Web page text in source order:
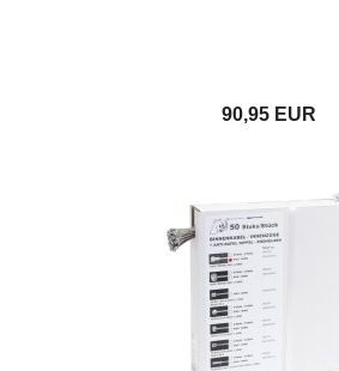
90,95 EUR